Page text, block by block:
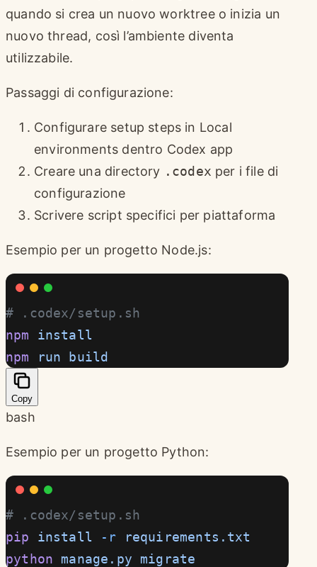
quando si crea un nuovo worktree o inizia un
nuovo thread, così l’ambiente diventa
utilizzabile.
Passaggi di configurazione:
Configurare setup steps in Local
environments dentro Codex app
Creare una directory .codex per i file di
configurazione
Scrivere script specifici per piattaforma
Esempio per un progetto Node.js:
# .codex/setup.sh
npm install
npm run build
Copy
bash
Esempio per un progetto Python:
# .codex/setup.sh
pip install -r requirements.txt
python manage.py migrate